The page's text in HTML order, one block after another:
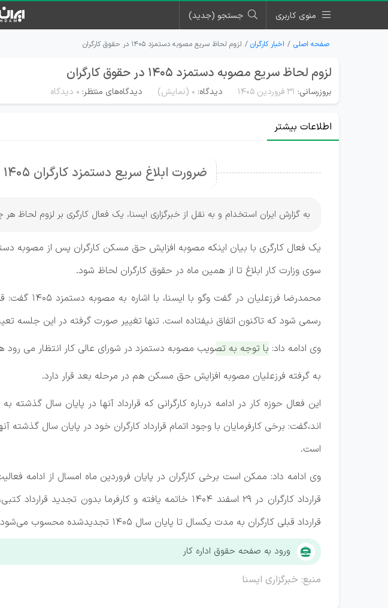
منوی کاربری جستجو (جدید)
صفحه اصلی اخبار کارگران لزوم لحاظ سریع مصوبه دستمزد ۱۴۰۵ در حقوق کارگران
لزوم لحاظ سریع مصوبه دستمزد ۱۴۰۵ در حقوق کارگران
بروزرسانی: ۳۱ فروردین ۱۴۰۵ دیدگاه: 0 (نمایش) دیدگاه‌های منتظر: ۰ دیدگاه
اطلاعات بیشتر
ضرورت ابلاغ سریع دستمزد کارگران 1405
به گزارش ایران استخدام و به نقل از خبرگزاری ایسنا، یک فعال کارگری بر لزوم لحاظ هر چه سریع تر مصوبه دستمزد سال
سوی وزارت کار ابلاغ تا از همین ماه در حقوق کارگران لحاظ شود.
رسمی شود که تاکنون اتفاق نیفتاده است. تنها تغییر صورت گرفته در این
وی ادامه داد: با توجه به تصویب مصوبه دستمزد در شورای عالی کار انتظار می رود
به گرفته فرزعلیان مصوبه افزایش حق مسکن هم در مرحله بعد قرار دارد.
این فعال حوزه کار در ادامه درباره کارگرانی که قرارداد آنها در پایان سال
اند،گفت: برخی کارفرمایان با وجود اتمام قرارداد کارگران خود در پایان سال
است.
وی ادامه داد: ممکن است برخی کارگران در پایان فروردین ماه امسال از ادامه
قرارداد قبلی کارگران به مدت یکسال تا پایان سال ۱۴۰۵ تجدیدشده محسوب می‌شود و کارفرما حق اخراج ندارد و امکان قطع همکاری با کارگر بدون دلیل قانونی موجه نیست.
ورود به صفحه حقوق اداره کار
منبع: خبرگزاری ایسنا